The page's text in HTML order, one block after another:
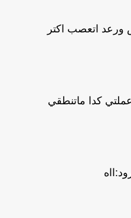
اتعصب اكتر
كدا ماتنطقي